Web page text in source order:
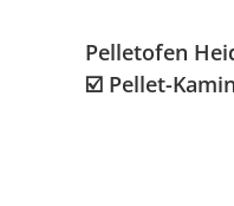
Pelletofen
☑️ Pellet-